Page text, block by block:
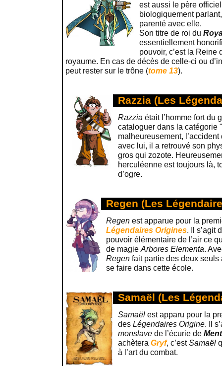
est aussi le père
biologiquement
parenté avec elle.
Son titre de roi du
essentiellement
pouvoir, c’est la Reine
royaume. En cas de décès de celle-ci ou
peut rester sur le trône (tome 13).
Razzia (Les
Razzia était l’homme fort du
cataloguer dans la catégorie "
malheureusement,
avec lui, il a retrouvé son
gros qui zozote.
herculéenne est toujours là,
d’ogre.
Regen (Les
Regen est apparue pour la
Légendaires Origines. Il s’agit
pouvoir élémentaire de l’air ce
de magie Arbores Elementa.
Regen fait partie des deux
se faire dans cette école.
Samaël (Les
Samaël est apparu pour la
des Légendaires Origine. Il
monslave de l’écurie de
achètera Gryf, c’estSamaël
à l’art du combat.